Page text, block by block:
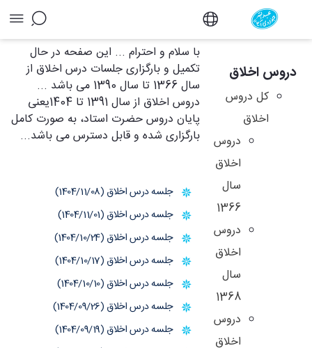
آرشیو دروس اخلاق - دفتر
دروس اخلاق
کل دروس
اخلاق
دروس
اخلاق
سال
1366
دروس
اخلاق
سال
1368
دروس
اخلاق
با سلام و احترام ... این صفحه در حال
تکمیل و بارگزاری جلسات درس اخلاق از
سال 1366 تا سال 1390 می باشد ...
دروس اخلاق از سال 1391 تا 1404یعنی
پایان دروس حضرت استاد، به صورت کامل
بارگزاری شده و قابل دسترس می باشد...
جلسه درس اخلاق (1404/11/08)
جلسه درس اخلاق (1404/11/01)
جلسه درس اخلاق (1404/10/24)
جلسه درس اخلاق (1404/10/17)
جلسه درس اخلاق (1404/10/10)
جلسه درس اخلاق (1404/09/26)
جلسه درس اخلاق (1404/09/19)